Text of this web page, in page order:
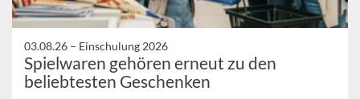
03.08.26 – Einschulung 2026
Spielwaren gehören erneut zu den
beliebtesten Geschenken